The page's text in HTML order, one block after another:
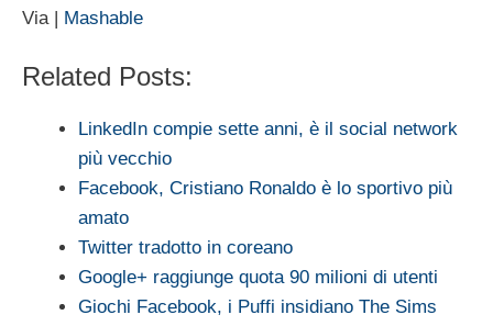
Via | Mashable
Related Posts:
LinkedIn compie sette anni, è il social network
più vecchio
Facebook, Cristiano Ronaldo è lo sportivo più
amato
Twitter tradotto in coreano
Google+ raggiunge quota 90 milioni di utenti
Giochi Facebook, i Puffi insidiano The Sims